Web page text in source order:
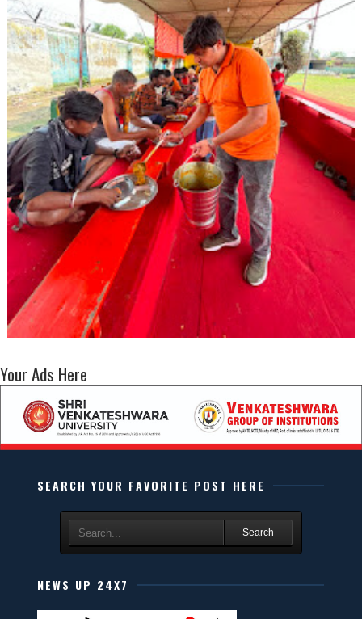
Your Ads Here
SEARCH YOUR FAVORITE POST HERE
Search
NEWS UP 24X7